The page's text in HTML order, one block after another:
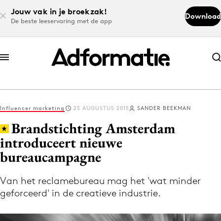
Jouw vak in je broekzak!
De beste leeservaring met de app
Download
Abonneer nu
Abonneer nu
Log in
Volg het laatste nieuws via de Adformatie
Nieuws app
Influencer marketing 25 AUGUSTUS 2015 SANDER BEEKMAN
Brandstichting Amsterdam
introduceert nieuwe
bureaucampagne
Van het reclamebureau mag het 'wat minder
geforceerd' in de creatieve industrie.